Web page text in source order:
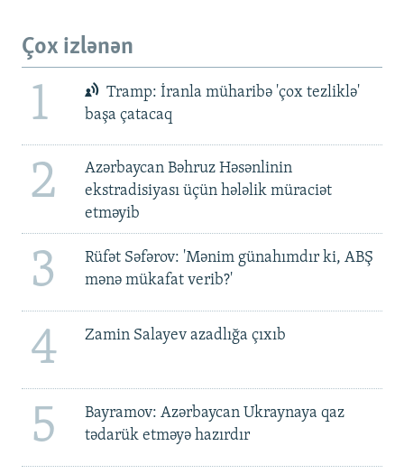
Çox izlənən
1
Tramp: İranla müharibə 'çox tezliklə'
başa çatacaq
2
Azərbaycan Bəhruz Həsənlinin
ekstradisiyası üçün hələlik müraciət
etməyib
3
Rüfət Səfərov: 'Mənim günahımdır ki, ABŞ
mənə mükafat verib?'
4 Zamin Salayev azadlığa çıxıb
5
Bayramov: Azərbaycan Ukraynaya qaz
tədarük etməyə hazırdır